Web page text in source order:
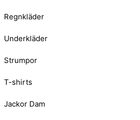
Regnkläder
Underkläder
Strumpor
T-shirts
Jackor Dam